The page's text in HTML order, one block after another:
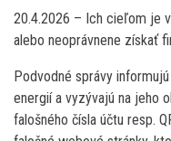
20.4.2026 – Ich cieľom je
alebo neoprávnene získať
Podvodné správy
energií a vyzývajú na jeho
falošného čísla účtu resp.